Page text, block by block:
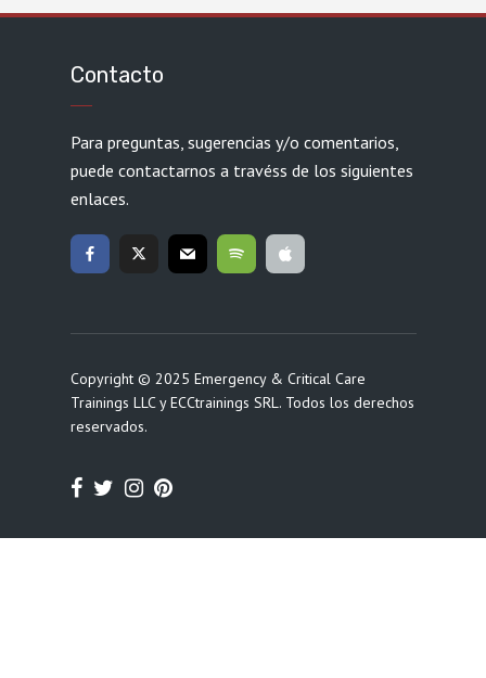
Contacto
Para preguntas, sugerencias y/o comentarios,
puede contactarnos a travéss de los siguientes
enlaces.
Copyright © 2025 Emergency & Critical Care
Trainings LLC y ECCtrainings SRL. Todos los derechos
reservados.